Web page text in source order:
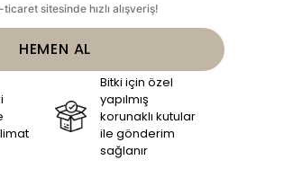
HEMEN AL
Bitki için özel
yapılmış
korunaklı kutular
ile gönderim
sağlanır